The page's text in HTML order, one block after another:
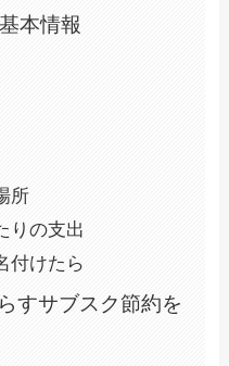
本情報
所
りの支出
付けたら
すサブスク節約を